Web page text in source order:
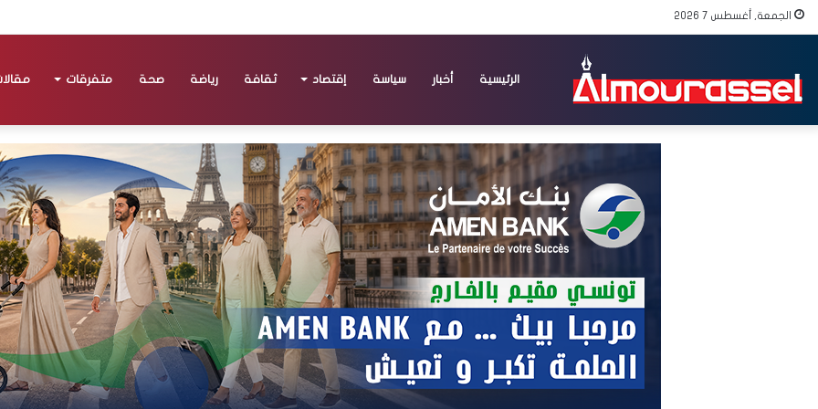
الجمعة, أغسطس 7 2026
الرئيسية أخبار سياسة إقتصاد ثقافة رياضة صحة متفرقات